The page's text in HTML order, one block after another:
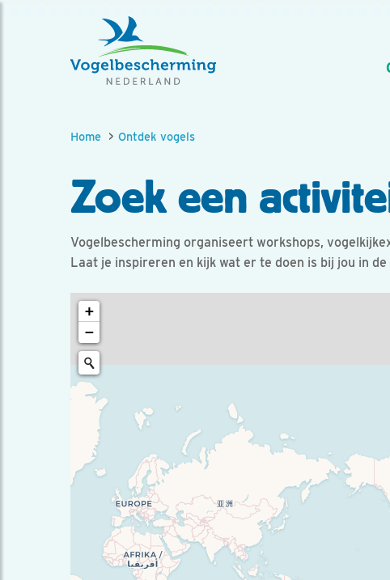
Home Ontdek vogels
Zoek een
Vogelbescherming organiseert workshops,
Laat je inspireren en kijk wat er te doen is bij jou in
+
−